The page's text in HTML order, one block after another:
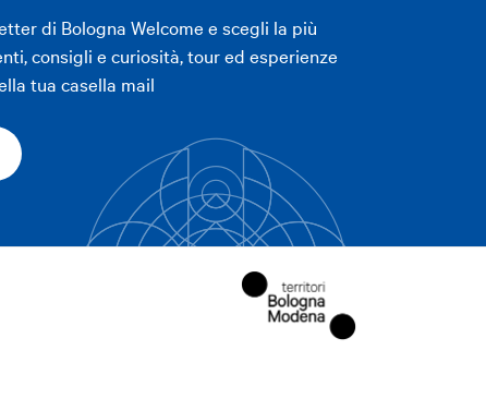
di Bologna Welcome e scegli la più
consigli e curiosità, tour ed esperienze
tua casella mail